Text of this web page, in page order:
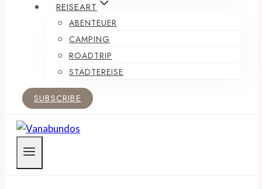
REISEART
ABENTEUER
CAMPING
ROADTRIP
STÄDTEREISE
SUBSCRIBE